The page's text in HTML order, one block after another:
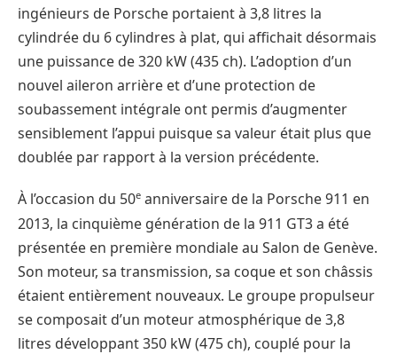
ingénieurs de Porsche portaient à 3,8 litres la
cylindrée du 6 cylindres à plat, qui affichait désormais
une puissance de 320 kW (435 ch). L’adoption d’un
nouvel aileron arrière et d’une protection de
soubassement intégrale ont permis d’augmenter
sensiblement l’appui puisque sa valeur était plus que
doublée par rapport à la version précédente.
À l’occasion du 50e anniversaire de la Porsche 911 en
2013, la cinquième génération de la 911 GT3 a été
présentée en première mondiale au Salon de Genève.
Son moteur, sa transmission, sa coque et son châssis
étaient entièrement nouveaux. Le groupe propulseur
se composait d’un moteur atmosphérique de 3,8
litres développant 350 kW (475 ch), couplé pour la